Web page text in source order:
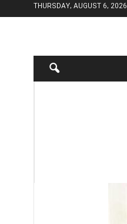
THURSDAY, AUGUST 6, 2026